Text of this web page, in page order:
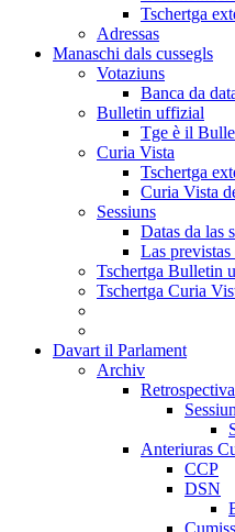
Tschertga
Adressas
Manaschi dals cussegls
Votaziuns
Banca da
Bulletin uffizial
Tge è il
Curia Vista
Tschertga
Curia Vista
Sessiuns
Datas da las
Las previstas
Tschertga Bulletin
Tschertga Curia
Davart il Parlament
Archiv
Anteriuras
CCP
DSN